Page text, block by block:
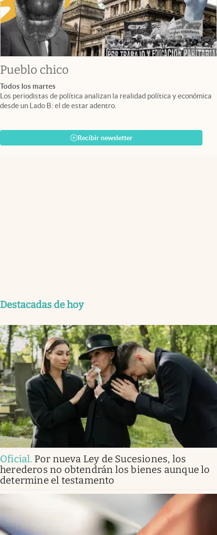
Pueblo chico
Todos los martes
Los periodistas de política analizan la realidad política y económica
desde un Lado B: el de estar adentro.
Recibir newsletter
Destacadas de hoy
Oficial. Por nueva Ley de Sucesiones, los
herederos no obtendrán los bienes aunque lo
determine el testamento